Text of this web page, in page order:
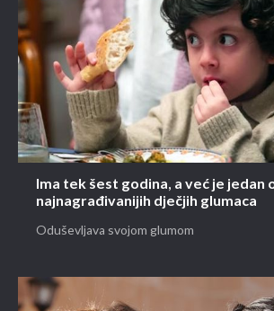
Ima tek šest godina, a već je jedan
najnagrađivanijih dječjih glumaca
Oduševljava svojom glumom